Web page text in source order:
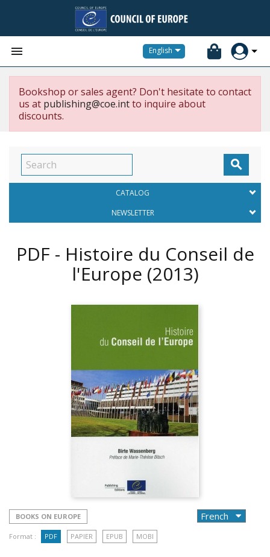
 English
Bookshop or sales agent? Don't hesitate to contact
us at publishing@coe.intto inquire about
discounts.

CATALOG
NEWSLETTER
PDF - Histoire du Conseil de
l'Europe (2013)
BOOKS ON EUROPE
Format : PDF PAPIER EPUB MOBI